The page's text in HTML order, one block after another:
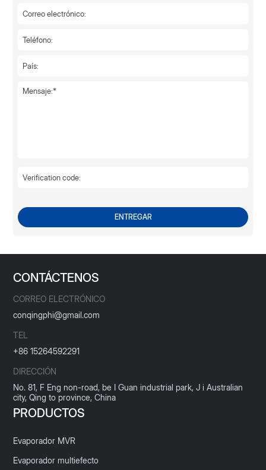
ENTREGAR
CONTÁCTENOS
CORREO ELECTRÓNICO
conqingphi@gmail.com
TEL
+86 15264592291
DIRECCIÓN
No. 81, F Eng non-road, be I Guan industrial park, J i Australian
city, Qing to province, China
PRODUCTOS
Evaporador MVR
Evaporador multiefecto